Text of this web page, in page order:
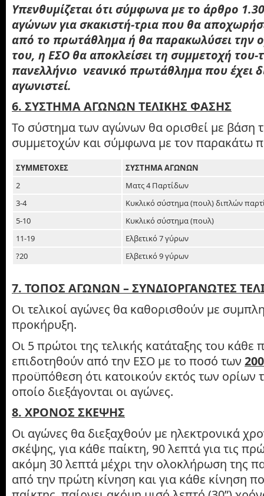
Υπενθυμίζεται ότι σύμφωνα με το άρθρο
αγώνων για σκακιστή-τρια που θα
από το πρωτάθλημα ή θα παρακωλύσει την
του, η ΕΣΟ θα αποκλείσει τη συμμετοχή
πανελλήνιο νεανικό πρωτάθλημα που έχει
αγωνιστεί.
6. ΣΥΣΤΗΜΑ ΑΓΩΝΩΝ ΤΕΛΙΚΗΣ ΦΑΣΗΣ
Το σύστημα των αγώνων θα ορισθεί με βάση
συμμετοχών και σύμφωνα με τον παρακάτω
ΣΥΜΜΕΤΟΧΕΣ
ΣΥΣΤΗΜΑ ΑΓΩΝΩΝ
2
Ματς 4 Παρτίδων
3-4
Κυκλικό σύστημα (πουλ) διπλών
5-10
Κυκλικό σύστημα (πουλ)
11-19
Ελβετικό 7 γύρων
?20
Ελβετικό 9 γύρων
7. ΤΟΠΟΣ ΑΓΩΝΩΝ – ΣΥΝΔΙΟΡΓΑΝΩΤΕΣ
Οι τελικοί αγώνες θα καθορισθούν με
προκήρυξη.
Οι 5 πρώτοι της τελικής κατάταξης του
επιδοτηθούν από την ΕΣΟ με το ποσό των
προϋπόθεση ότι κατοικούν εκτός των ορίων
οποίο διεξάγονται οι αγώνες.
8. ΧΡΟΝΟΣ ΣΚΕΨΗΣ
Οι αγώνες θα διεξαχθούν με ηλεκτρονικά
σκέψης, για κάθε παίκτη, 90 λεπτά για τις
ακόμη 30 λεπτά μέχρι την ολοκλήρωση της
από την πρώτη κίνηση και για κάθε κίνηση